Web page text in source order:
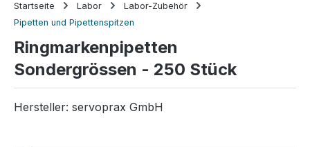
Startseite Labor
Labor-Zubehör
Pipetten und Pipettenspitzen
Ringmarkenpipetten
Sondergrössen - 250 Stück
Hersteller: servoprax GmbH